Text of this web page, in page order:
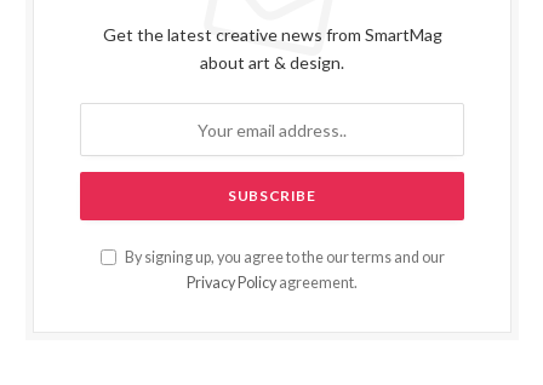
Get the latest creative news from SmartMag
about art & design.
By signing up, you agree to the our terms and our
Privacy Policy agreement.